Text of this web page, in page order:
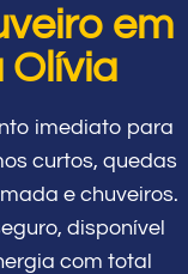
em
imediato para
curtos, quedas
e chuveiros.
disponível
com total